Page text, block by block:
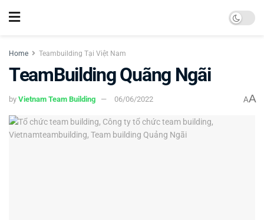
Home Teambuilding Tại Việt Nam
TeamBuilding Quãng Ngãi
by Vietnam Team Building 06/06/2022 AA